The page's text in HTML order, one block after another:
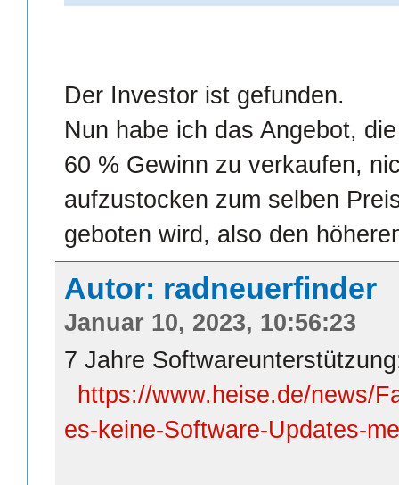
Der Investor ist gefunden.
Nun habe ich das Angebot,
60 % Gewinn zu verkaufen,
aufzustocken zum selben
geboten wird, also den
Autor: radneuerfinder
Januar 10, 2023, 10:56:23
7 Jahre
https://www.heise.de/news/
es-keine-Software-Updates-